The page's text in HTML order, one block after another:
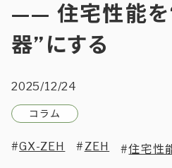
—— 住宅性能を
器”にする
2025/12/24
コラム
GX-ZEH ZEH 住宅性